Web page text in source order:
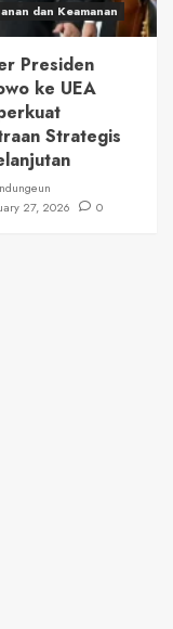
dan Keamanan
Presiden
ke UEA
Strategis
27, 2026
0